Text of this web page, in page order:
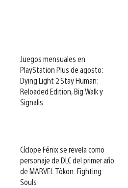
Juegos mensuales en
PlayStation Plus de agosto:
Dying Light 2 Stay Human:
Reloaded Edition, Big Walk y
Signalis
Cíclope Fénix se revela como
personaje de DLC del primer año
de MARVEL Tōkon: Fighting
Souls